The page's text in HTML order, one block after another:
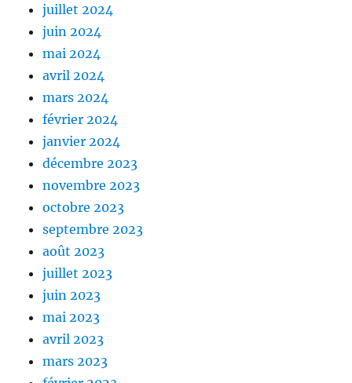
juillet 2024
juin 2024
mai 2024
avril 2024
mars 2024
février 2024
janvier 2024
décembre 2023
novembre 2023
octobre 2023
septembre 2023
août 2023
juillet 2023
juin 2023
mai 2023
avril 2023
mars 2023